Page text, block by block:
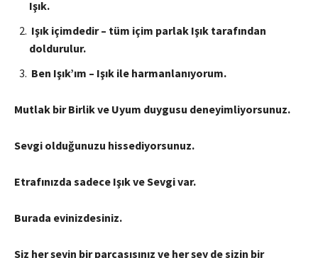
Işık.
Işık içimdedir – tüm içim parlak Işık tarafından
doldurulur.
Ben Işık’ım – Işık ile harmanlanıyorum.
Mutlak bir Birlik ve Uyum duygusu deneyimliyorsunuz.
Sevgi olduğunuzu hissediyorsunuz.
Etrafınızda sadece Işık ve Sevgi var.
Burada evinizdesiniz.
Siz her şeyin bir parçasısınız ve her şey de sizin bir